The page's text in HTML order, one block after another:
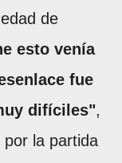
de
esto venía
fue
difíciles",
la partida